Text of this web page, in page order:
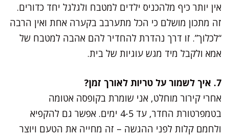
אין יותר כיף מלהכניס ילדים למטבח ולגלגל יחד כדורים.
זה מתכון מושלם כי הכל מתערבב בקערה אחת ואין הרבה
“לכלוך”. זו דרך נהדרת להחדיר להם אהבה למטבח של
אמא ולקבל מיד מגש עוגיות של בית.
7. איך לשמור על טריות לאורך זמן?
אחרי קירור מוחלט, אני שומרת בקופסה אטומה
בטמפרטורת החדר, עד 4-5 ימים. אפשר גם להקפיא
ולחמם קלות לפני ההגשה – זה מחייה את הטעם ויוצר